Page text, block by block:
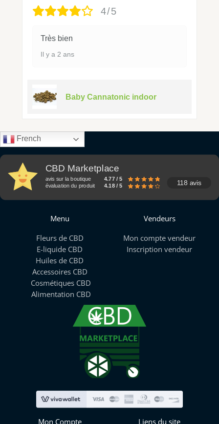
4/5
Très bien
Il y a 2 ans
Baby Cannatonic indoor
French
CBD Marketplace
avis sur la boutique
4.77 / 5
évaluation du produit
4.18 / 5 118 avis
Menu
Fleurs de CBD
E-liquide CBD
Huiles de CBD
Accessoires CBD
Cosmétiques CBD
Alimentation CBD
Vendeurs
Mon compte vendeur
Inscription vendeur
Mon Compte Liens du site